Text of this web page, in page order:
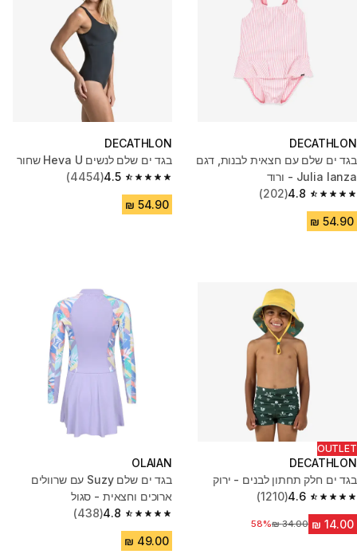
DECATHLON
בגד ים שלם עם חצאית לבנות, דגם
Julia lanza - ורוד
4.8
4.8 out of 5 stars from 202 reviews
(202)
DECATHLON
בגד ים שלם לנשים Heva U שחור
4.5
4.5 out of 5 stars from 4454 reviews
(4454)
OUTLET
DECATHLON
בגד ים חלק תחתון לבנים - ירוק
4.6
4.6 out of 5 stars from 1210 reviews
(1210)
מחיר לפני הנחה‏34.00 ₪
58%
OLAIAN
בגד ים שלם Suzy עם שרוולים
ארוכים וחצאית - סגול
4.8
4.8 out of 5 stars from 438 reviews
(438)